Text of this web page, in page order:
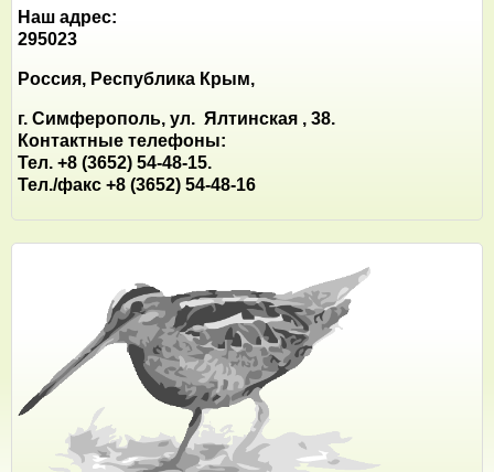
Наш адрес:
295023
Россия, Республика Крым,
г. Симферополь, ул. Ялтинская , 38.
Контактные телефоны:
Тел. +8 (3652) 54-48-15.
Тел./факс +8 (3652) 54-48-16